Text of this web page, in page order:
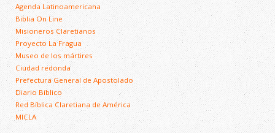
Agenda Latinoamericana
Biblia On Line
Misioneros Claretianos
Proyecto La Fragua
Museo de los mártires
Ciudad redonda
Prefectura General de Apostolado
Diario Bíblico
Red Bíblica Claretiana de América
MICLA